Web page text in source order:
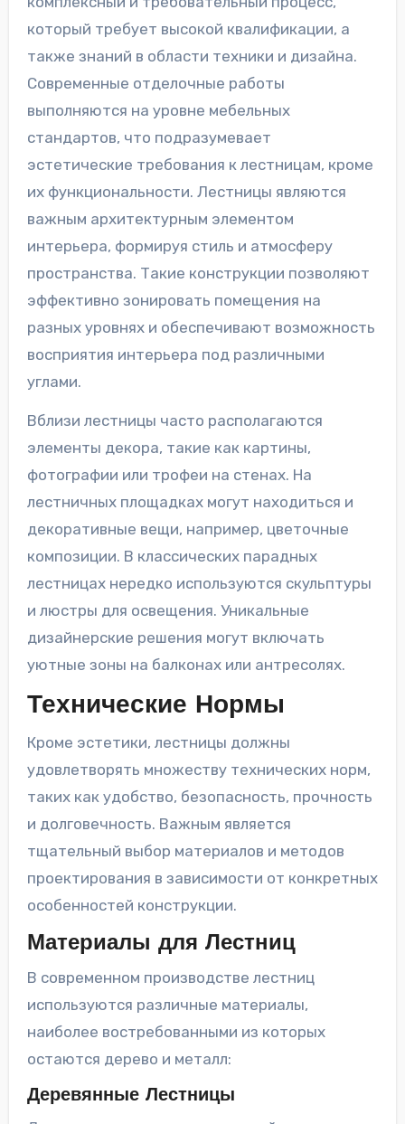
который требует высокой квалификации, а
также знаний в области техники и дизайна.
Современные отделочные работы
выполняются на уровне мебельных
стандартов, что подразумевает
эстетические требования к лестницам, кроме
их функциональности. Лестницы являются
важным архитектурным элементом
интерьера, формируя стиль и атмосферу
пространства. Такие конструкции позволяют
эффективно зонировать помещения на
разных уровнях и обеспечивают возможность
восприятия интерьера под различными
углами.
Вблизи лестницы часто располагаются
элементы декора, такие как картины,
фотографии или трофеи на стенах. На
лестничных площадках могут находиться и
декоративные вещи, например, цветочные
композиции. В классических парадных
лестницах нередко используются скульптуры
и люстры для освещения. Уникальные
дизайнерские решения могут включать
уютные зоны на балконах или антресолях.
Технические Нормы
Кроме эстетики, лестницы должны
удовлетворять множеству технических норм,
таких как удобство, безопасность, прочность
и долговечность. Важным является
тщательный выбор материалов и методов
проектирования в зависимости от конкретных
особенностей конструкции.
Материалы для Лестниц
В современном производстве лестниц
используются различные материалы,
наиболее востребованными из которых
остаются дерево и металл:
Деревянные Лестницы